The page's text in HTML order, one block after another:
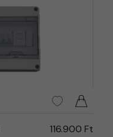
116.900 Ft